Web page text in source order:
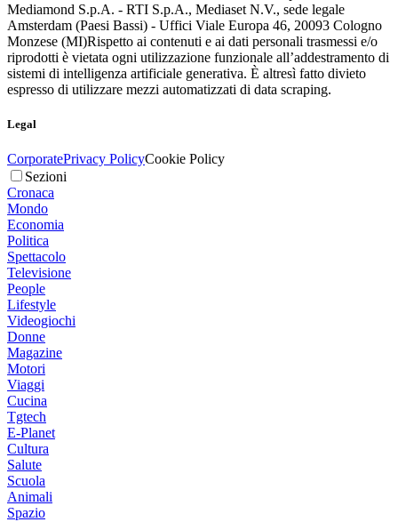
Mediamond S.p.A. - RTI S.p.A., Mediaset N.V., sede legale
Amsterdam (Paesi Bassi) - Uffici Viale Europa 46, 20093 Cologno
Monzese (MI)Rispetto ai contenuti e ai dati personali trasmessi e/o
riprodotti è vietata ogni utilizzazione funzionale all’addestramento di
sistemi di intelligenza artificiale generativa. È altresì fatto divieto
espresso di utilizzare mezzi automatizzati di data scraping.
Legal
CorporatePrivacy PolicyCookie Policy
Sezioni
Cronaca
Mondo
Economia
Politica
Spettacolo
Televisione
People
Lifestyle
Videogiochi
Donne
Magazine
Motori
Viaggi
Cucina
Tgtech
E-Planet
Cultura
Salute
Scuola
Animali
Spazio